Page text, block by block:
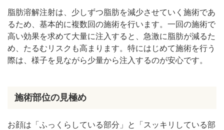
脂肪溶解注射は、少しずつ脂肪を減少させていく施術であ
るため、基本的に複数回の施術を行います。一回の施術で
高い効果を求めて大量に注入すると、急激に脂肪が減るた
め、たるむリスクも高まります。特にはじめて施術を行う
際は、様子を見ながら少量から注入するのが安心です。
施術部位の見極め
お顔は「ふっくらしている部分」と「スッキリしている部